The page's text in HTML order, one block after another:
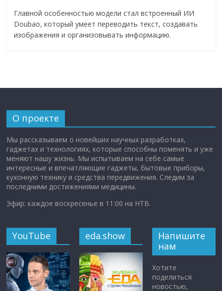
Главной особенностью модели стал встроенный ИИ
Doubao, который умеет переводить текст, создавать
изображения и организовывать информацию.
О проекте
Мы рассказываем о новейших научных разработках,
гаджетах и технологиях, которые способны поменять и уже
меняют нашу жизнь. Мы испытываем на себе самые
интересные и впечатляющие гаджеты, бытовые приборы,
кухонную технику и средства передвижения. Следим за
последними достижениями медицины.
Эфир: каждое воскресенье в 11:00 на НТВ.
YouTube eda.show
Напишите
нам
Хотите
поделиться
новостью,